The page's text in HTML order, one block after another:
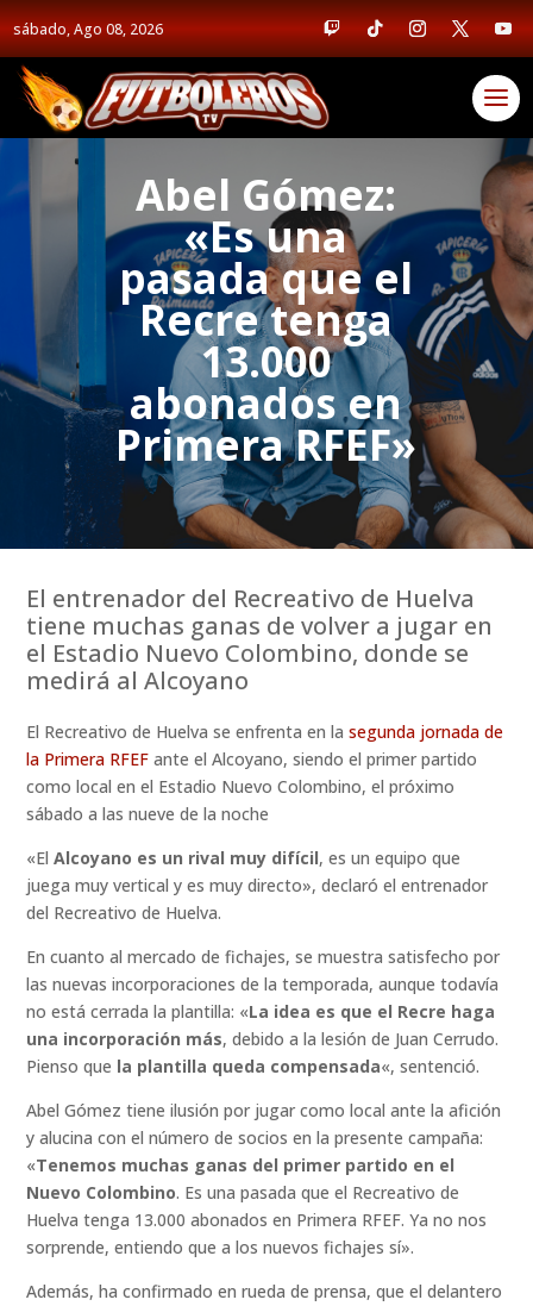
sábado, Ago 08, 2026
Abel Gómez:
«Es una
pasada que el
Recre tenga
13.000
abonados en
Primera RFEF»
El entrenador del Recreativo de Huelva
tiene muchas ganas de volver a jugar en
el Estadio Nuevo Colombino, donde se
medirá al Alcoyano
El Recreativo de Huelva se enfrenta en lasegunda jornada de
la Primera RFEF ante el Alcoyano, siendo el primer partido
como local en el Estadio Nuevo Colombino, el próximo
sábado a las nueve de la noche
«ElAlcoyano es un rival muy difícil, es un equipo que
juega muy vertical y es muy directo», declaró el entrenador
del Recreativo de Huelva.
En cuanto al mercado de fichajes, se muestra satisfecho por
las nuevas incorporaciones de la temporada, aunque todavía
no está cerrada la plantilla: «La idea es que el Recre haga
una incorporación más, debido a la lesión de Juan Cerrudo.
Pienso que la plantilla queda compensada«, sentenció.
Abel Gómez tiene ilusión por jugar como local ante la afición
y alucina con el número de socios en la presente campaña:
«Tenemos muchas ganas del primer partido en el
Nuevo Colombino. Es una pasada que el Recreativo de
Huelva tenga 13.000 abonados en Primera RFEF. Ya no nos
sorprende, entiendo que a los nuevos fichajes sí».
Además, ha confirmado en rueda de prensa, que el delantero